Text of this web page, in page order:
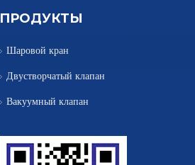
ПРОДУКТЫ
Шаровой кран
Двустворчатый клапан
Вакуумный клапан